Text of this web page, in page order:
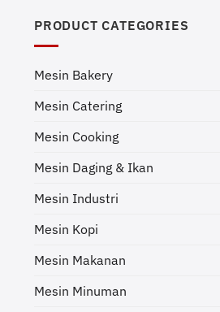
PRODUCT CATEGORIES
Mesin Bakery
Mesin Catering
Mesin Cooking
Mesin Daging & Ikan
Mesin Industri
Mesin Kopi
Mesin Makanan
Mesin Minuman